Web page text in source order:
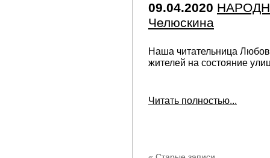
09.04.2020
Челюскина
Наша читательница
жителей на состояние
Читать полностью...